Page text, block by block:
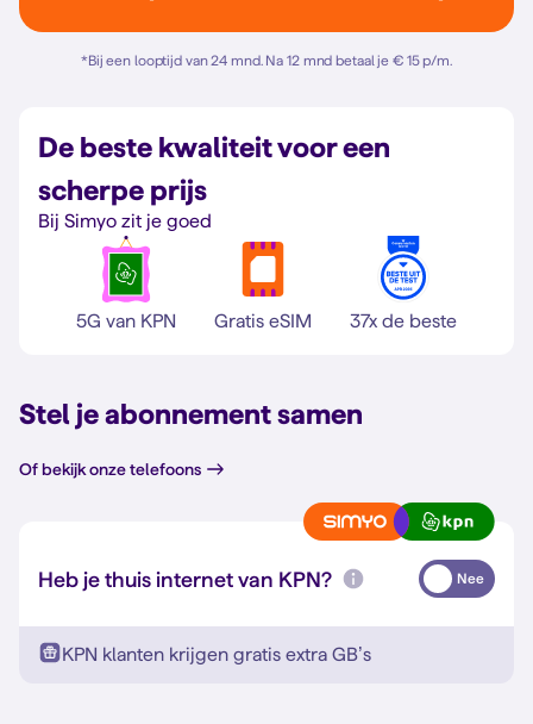
*Bij een looptijd van 24 mnd. Na 12 mnd betaal je € 15 p/m.
De beste kwaliteit voor een
scherpe prijs
Bij Simyo zit je goed
5G van KPN Gratis eSIM 37x de beste
Stel je abonnement samen
Of bekijk onze telefoons
Heb je thuis internet van KPN? Nee
KPN klanten krijgen gratis extra GB’s